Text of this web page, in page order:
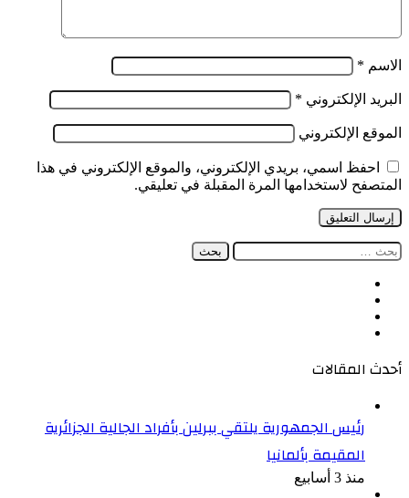
الاسم *
البريد الإلكتروني *
الموقع الإلكتروني
احفظ اسمي، بريدي الإلكتروني، والموقع الإلكتروني في هذا
المتصفح لاستخدامها المرة المقبلة في تعليقي.
البحث
أحدث المقالات
رئيس الجمهورية يلتقي ببرلين بأفراد الجالية الجزائرية
المقيمة بألمانيا
منذ 3 أسابيع